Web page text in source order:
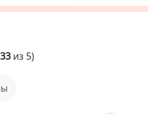
из 5)